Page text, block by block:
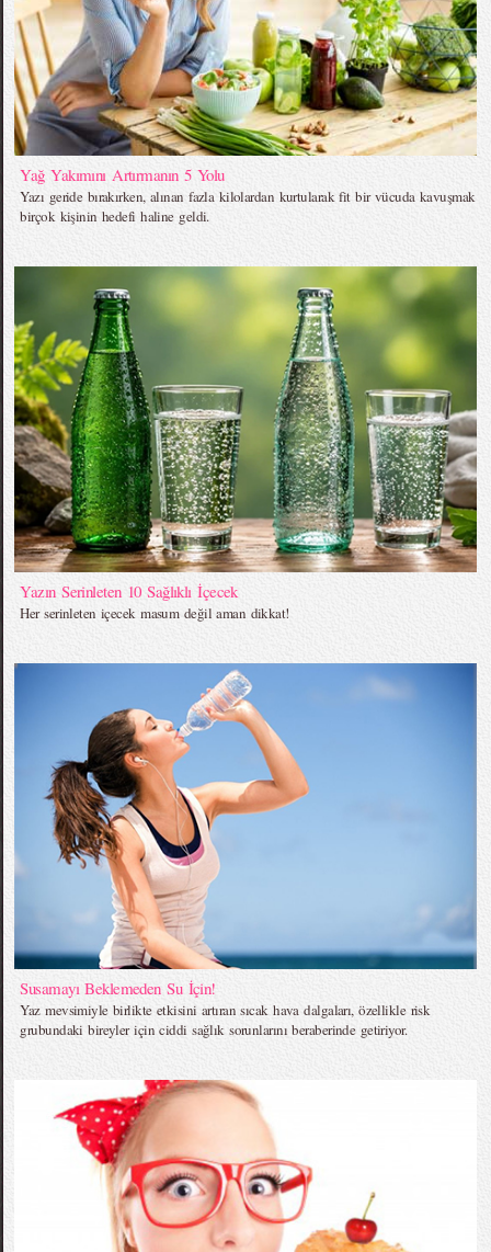
Yağ Yakımını Artırmanın 5 Yolu
Yazı geride bırakırken, alınan fazla kilolardan kurtularak fit bir vücuda kavuşmak
birçok kişinin hedefi haline geldi.
Yazın Serinleten 10 Sağlıklı İçecek
Her serinleten içecek masum değil aman dikkat!
Susamayı Beklemeden Su İçin!
Yaz mevsimiyle birlikte etkisini artıran sıcak hava dalgaları, özellikle risk
grubundaki bireyler için ciddi sağlık sorunlarını beraberinde getiriyor.